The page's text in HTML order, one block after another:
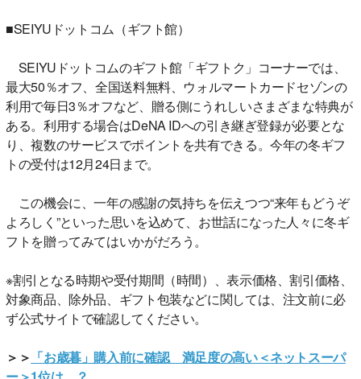
■SEIYUドットコム（ギフト館）
SEIYUドットコムのギフト館「ギフトク」コーナーでは、
最大50％オフ、全国送料無料、ウォルマートカードセゾンの
利用で毎日3％オフなど、贈る側にうれしいさまざまな特典が
ある。利用する場合はDeNA IDへの引き継ぎ登録が必要とな
り、複数のサービスでポイントを共有できる。今年の冬ギフ
トの受付は12月24日まで。
この機会に、一年の感謝の気持ちを伝えつつ“来年もどうぞ
よろしく”といった思いを込めて、お世話になった人々に冬ギ
フトを贈ってみてはいかがだろう。
※割引となる時期や受付期間（時間）、表示価格、割引価格、
対象商品、除外品、ギフト包装などに関しては、注文前に必
ず公式サイトで確認してください。
＞＞ 「お歳暮」購入前に確認 満足度の高い＜ネットスーパ